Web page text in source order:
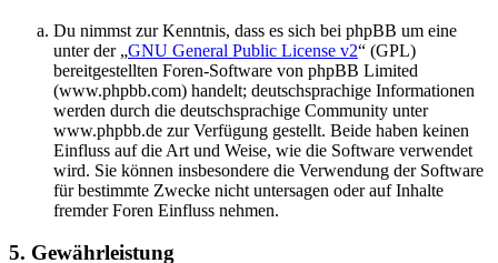
Du nimmst zur Kenntnis, dass es sich bei phpBB um eine
unter der „GNU General Public License v2“ (GPL)
bereitgestellten Foren-Software von phpBB Limited
(www.phpbb.com) handelt; deutschsprachige Informationen
werden durch die deutschsprachige Community unter
www.phpbb.de zur Verfügung gestellt. Beide haben keinen
Einfluss auf die Art und Weise, wie die Software verwendet
wird. Sie können insbesondere die Verwendung der Software
für bestimmte Zwecke nicht untersagen oder auf Inhalte
fremder Foren Einfluss nehmen.
5. Gewährleistung